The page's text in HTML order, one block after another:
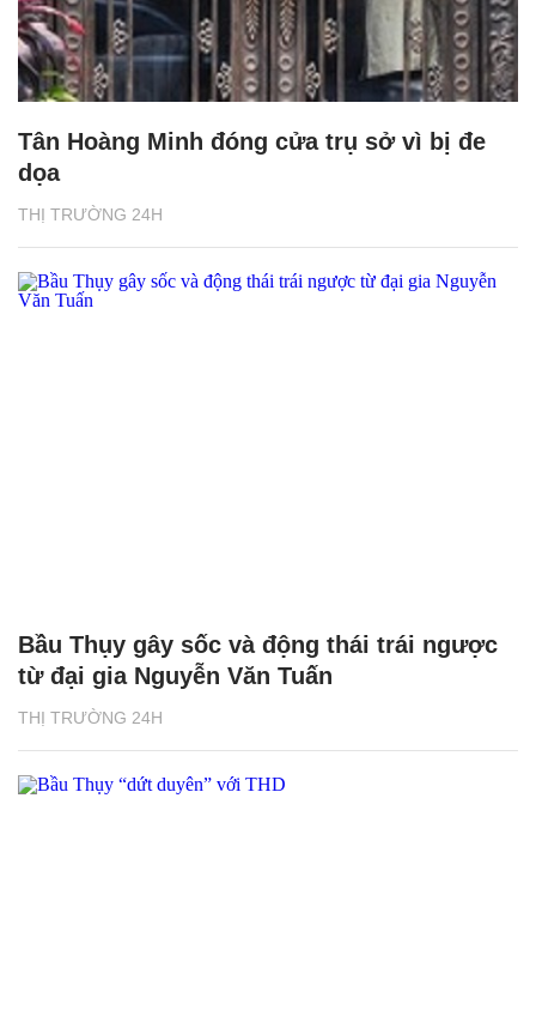
THỊ TRƯỜNG 24H
Tân Hoàng Minh đóng cửa trụ sở vì bị đe
dọa
THỊ TRƯỜNG 24H
Bầu Thụy gây sốc và động thái trái ngược
từ đại gia Nguyễn Văn Tuấn